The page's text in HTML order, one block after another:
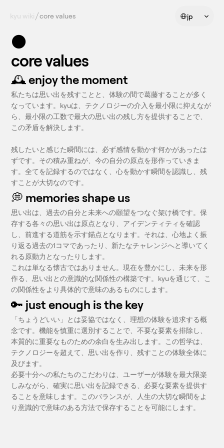
kyu wiki jp
core values
⚫️
core values
🕰️ enjoy the moment
私たちは思い出を残すことと、体験の間で葛藤することが多く
なっています。kyuは、テクノロジーの介入を最小限に抑えなが
ら、最小限の工数で最大の思い出の残し方を提供することで、
この矛盾を解決します。
残したいと感じた瞬間には、必ず感情を動かす何かがあったは
ずです。その積み重ねが、今の自分の原点を形作っていきま
す。全てを記録するのではなく、心を動かす瞬間を認識し、残
すことが大切なのです。
💭 memories shape us
思い出は、過去の自分と未来への願望をつなぐ架け橋です。保
存する各々の思い出は原点となり、アイデンティティを確認
し、前進する道筋を示す錨点となります。それは、心地よく振
り返る過去の1コマであったり、新たなチャレンジへと導いてく
れる原動力となったりします。
これは単なる懐古ではありません。現在を豊かにし、未来を形
作る、思い出との意識的な関係性の構築です。kyuを通じて、こ
の関係性をより具体的で意味のあるものにします。
🔑 just enough is the key
「ちょうどいい」とは妥協ではなく、理想の体験を追求する概
念です。機能を慎重に選別することで、不要な要素を排除し、
本質的に重要なものための余白を生み出します。この哲学は、
テクノロジーを超えて、思い出を作り、残すことの体験全体に
及びます。
必要十分への私たちのこだわりは、ユーザーが体験を最大限楽
しみながら、確実に思い出を記録できる、必要な要素を提供す
ることを意味します。このバランスが、人生の大切な瞬間をよ
り意識的で意味のある方法で保存することを可能にします。